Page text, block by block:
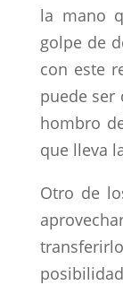
la mano
golpe de
con este
puede ser
hombro
que lleva
Otro de